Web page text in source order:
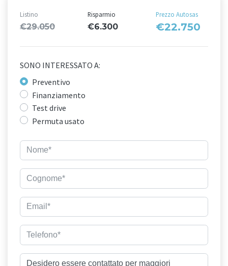
Listino
€29.050
Risparmio
€6.300
Prezzo Autosas
€22.750
SONO INTERESSATO A:
Preventivo
Finanziamento
Test drive
Permuta usato